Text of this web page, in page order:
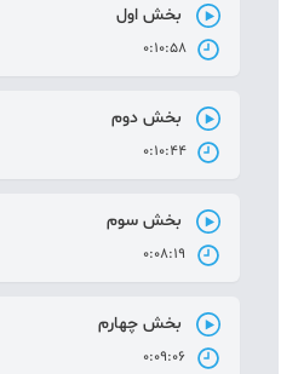
بخش اول
0:10:58
بخش دوم
0:10:44
بخش سوم
0:08:19
بخش چهارم
0:09:06